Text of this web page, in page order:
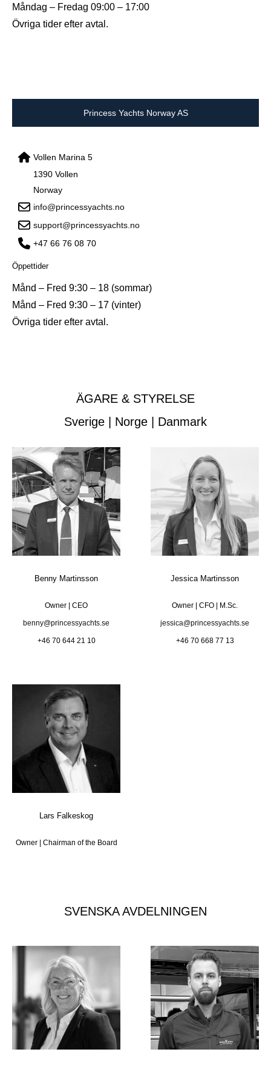
Måndag – Fredag 09:00 – 17:00
Övriga tider efter avtal.
Princess Yachts Norway AS
Vollen Marina 5
1390 Vollen
Norway
info@princessyachts.no
support@princessyachts.no
+47 66 76 08 70
Öppettider
Månd – Fred 9:30 – 18 (sommar)
Månd – Fred 9:30 – 17 (vinter)
Övriga tider efter avtal.
ÄGARE & STYRELSE
Sverige | Norge | Danmark
Benny Martinsson
Owner | CEO
benny@princessyachts.se
+46 70 644 21 10
Jessica Martinsson
Owner | CFO | M.Sc.
jessica@princessyachts.se
+46 70 668 77 13
Lars Falkeskog
Owner | Chairman of the Board
SVENSKA AVDELNINGEN